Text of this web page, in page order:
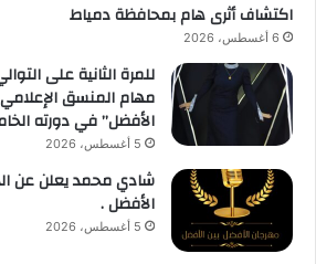
اكتشاف أثرى هام بمحافظة دمياط
6 أغسطس، 2026
للمرة الثانية على
مهام المنسق
الأفضل” في دورته
5 أغسطس، 2026
شادي محمد يعلن عن
الأفضل .
5 أغسطس، 2026